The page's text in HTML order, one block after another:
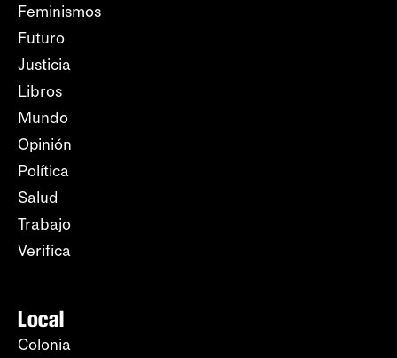
Feminismos
Futuro
Justicia
Libros
Mundo
Opinión
Política
Salud
Trabajo
Verifica
Local
Colonia